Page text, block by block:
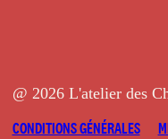
@ 2026 L'atelier des
CONDITIONS GÉNÉRALES